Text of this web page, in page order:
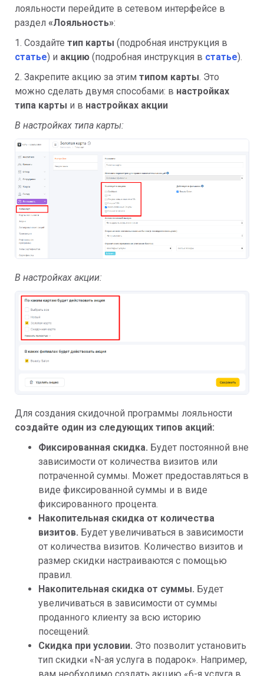
лояльности перейдите в сетевом интерфейсе в
раздел «Лояльность»:
1. Создайте тип карты (подробная инструкция в
статье) и акцию (подробная инструкция в статье).
2. Закрепите акцию за этим типом карты. Это
можно сделать двумя способами: в настройках
типа карты и в настройках акции
В настройках типа карты:
В настройках акции:
Для создания скидочной программы лояльности
создайте один из следующих типов акций:
Фиксированная скидка. Будет постоянной вне
зависимости от количества визитов или
потраченной суммы. Может предоставляться в
виде фиксированной суммы и в виде
фиксированного процента.
Накопительная скидка от количества
визитов. Будет увеличиваться в зависимости
от количества визитов. Количество визитов и
размер скидки настраиваются с помощью
правил.
Накопительная скидка от суммы. Будет
увеличиваться в зависимости от суммы
проданного клиенту за всю историю
посещений.
Скидка при условии. Это позволит установить
тип скидки «N-ая услуга в подарок». Например,